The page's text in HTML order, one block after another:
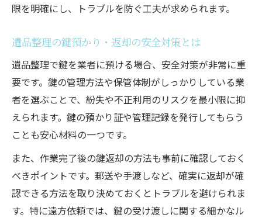
限を明確にし、トラブルを防ぐ工夫が求められます。
遺品整理の鍵預かり・返却の安全対策とは
遺品整理で鍵を業者に預ける場合、安全対策が非常に重
要です。鍵の管理方法や保管体制がしっかりしている業
者を選ぶことで、紛失や不正利用のリスクを最小限に抑
えられます。鍵の預かり証や管理記録を発行してもらう
ことも安心材料の一つです。
また、作業完了後の鍵返却の方法も事前に確認しておく
べきポイントです。郵送や手渡しなど、確実に返却が確
認できる方法を取り決めておくとトラブルを避けられま
す。特に遠方依頼では、鍵の受け渡しに関する細かなル